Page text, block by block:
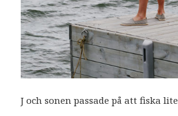
J och sonen passade på att fiska lite